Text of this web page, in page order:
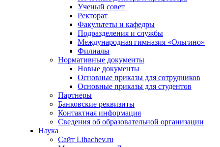
Ученый совет
Ректорат
Факультеты и кафедры
Подразделения и службы
Международная гимназия «Ольгино»
Филиалы
Нормативные документы
Новые документы
Основные приказы для сотрудников
Основные приказы для студентов
Партнеры
Банковские реквизиты
Контактная информация
Сведения об образовательной организации
Наука
Сайт Lihachev.ru